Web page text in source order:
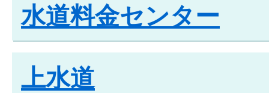
水道料金センター
上水道